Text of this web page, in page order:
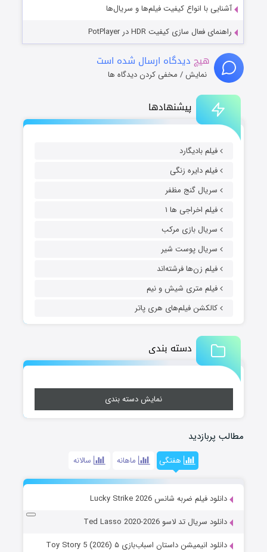
پیشنهادها
فیلم بادیگارد
فیلم دایره زنگی
سریال گنج مظفر
فیلم اخراجی ها ۱
سریال بازی مرکب
سریال پوست شیر
فیلم زن‌ها فرشته‌اند
فیلم متری شیش و نیم
کالکشن فیلم‌های هری پاتر
دسته بندی
نمایش دسته بندی
مطالب پربازدید
هفتگی ماهانه سالانه
دانلود فیلم ضربه شانس Lucky Strike 2026
دانلود سریال تد لاسو Ted Lasso 2020-2026
دانلود انیمیشن داستان اسباب‌بازی ۵ Toy Story 5 (2026)
آشنایی با انواع کیفیت فیلم‌ها و سریال‌ها
راهنمای فعال سازی کیفیت HDR در PotPlayer
هیچ دیدگاه ارسال شده است
نمایش / مخفی کردن دیدگاه ها